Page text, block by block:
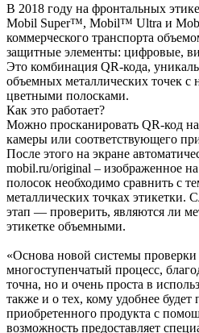
В 2018 году на фронтальных
Mobil Super™, Mobil™ Ultra и
коммерческого транспорта
защитные элементы: цифровые,
Это комбинация QR-кода,
объемных металлических точек
цветными полосками.
Как это работает?
Можно просканировать QR-код
камеры или соответствующего
После этого на экране
mobil.ru/original – изображенное
полосок необходимо сравнить с
металлических точках этикетки.
этап — проверить, являются ли
этикетке объемными.
«Основа новой системы
многоступенчатый процесс,
точна, но и очень проста в
также и о тех, кому удобнее
приобретенного продукта с
возможность предоставляет